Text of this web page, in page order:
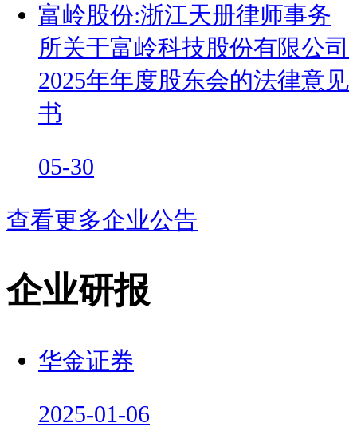
富岭股份:浙江天册律师事务
所关于富岭科技股份有限公司
2025年年度股东会的法律意见
书
05-30
查看更多企业公告
企业研报
华金证券
2025-01-06